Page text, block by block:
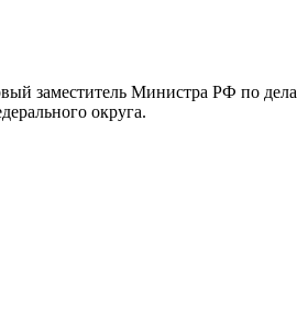
заместитель Министра РФ по
округа.